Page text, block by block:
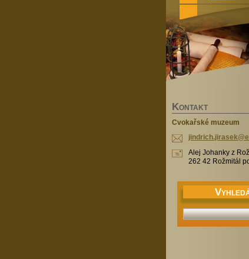
KONTAKT
Cvokařské muzeum
jindrich.jirasek
Alej Johanky z
262 42 Rožmitál
V